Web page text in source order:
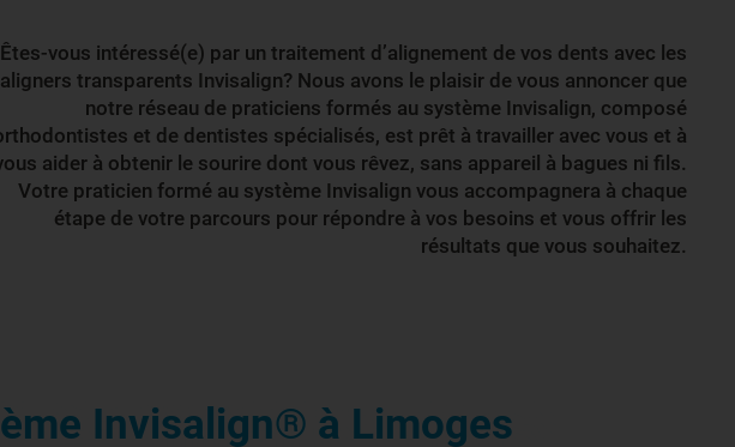
Êtes-vous intéressé(e) par un traitement d’alignement de vos dents avec les
aligners transparents Invisalign? Nous avons le plaisir de vous annoncer que
notre réseau de praticiens formés au système Invisalign, composé
et de dentistes spécialisés, est prêt à travailler avec vous et à
aider à obtenir le sourire dont vous rêvez, sans appareil à bagues ni fils.
Votre praticien formé au système Invisalign vous accompagnera à chaque
étape de votre parcours pour répondre à vos besoins et vous offrir les
résultats que vous souhaitez.
Invisalign® à Limoges